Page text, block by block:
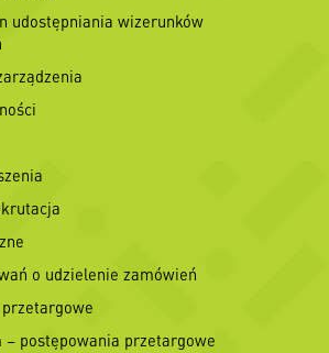
udostępniania wizerunków
o udzielenie zamówień
– postępowania przetargowe